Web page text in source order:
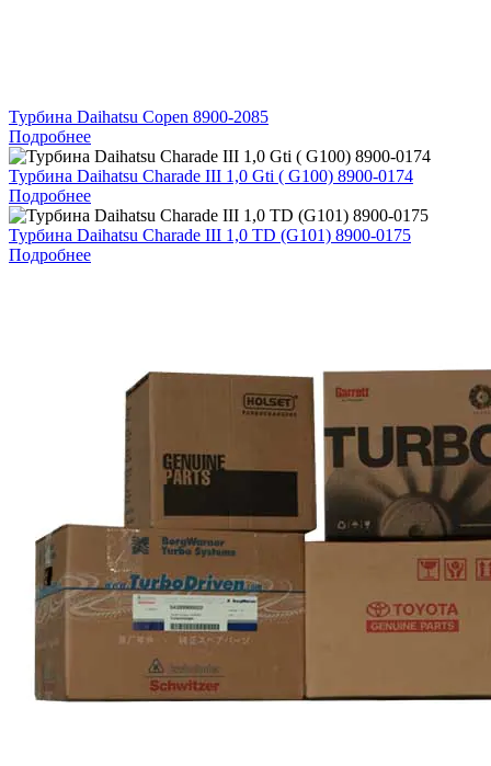
Турбина Daihatsu Copen 8900-2085
Подробнее
Турбина Daihatsu Charade III 1,0 Gti ( G100) 8900-0174
Подробнее
Турбина Daihatsu Charade III 1,0 TD (G101) 8900-0175
Подробнее